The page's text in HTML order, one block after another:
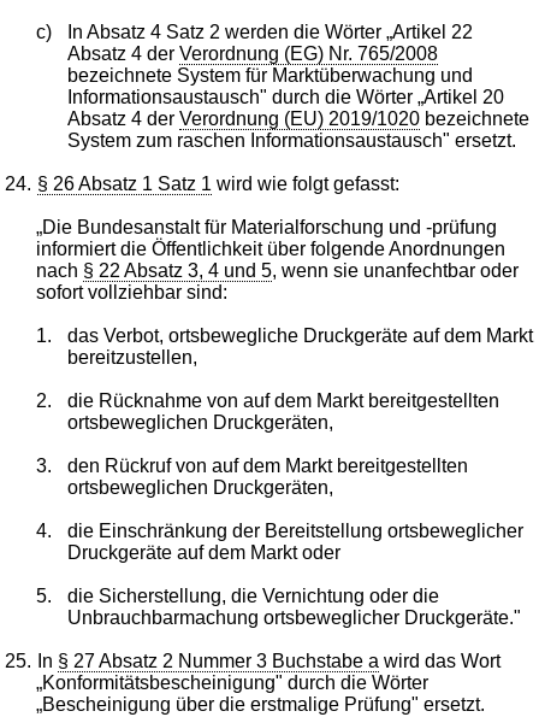
c)
In Absatz 4 Satz 2 werden die Wörter „Artikel 22
Absatz 4 der Verordnung (EG) Nr. 765/2008
bezeichnete System für Marktüberwachung und
Informationsaustausch" durch die Wörter „Artikel 20
Absatz 4 der Verordnung (EU) 2019/1020bezeichnete
System zum raschen Informationsaustausch" ersetzt.
24. § 26 Absatz 1 Satz 1 wird wie folgt gefasst:
„Die Bundesanstalt für Materialforschung und -prüfung
informiert die Öffentlichkeit über folgende Anordnungen
nach § 22 Absatz 3, 4 und 5, wenn sie unanfechtbar oder
sofort vollziehbar sind:
1.
das Verbot, ortsbewegliche Druckgeräte auf dem Markt
bereitzustellen,
2.
die Rücknahme von auf dem Markt bereitgestellten
ortsbeweglichen Druckgeräten,
3.
den Rückruf von auf dem Markt bereitgestellten
ortsbeweglichen Druckgeräten,
4.
die Einschränkung der Bereitstellung ortsbeweglicher
Druckgeräte auf dem Markt oder
5.
die Sicherstellung, die Vernichtung oder die
Unbrauchbarmachung ortsbeweglicher Druckgeräte."
25. In § 27 Absatz 2 Nummer 3 Buchstabe a wird das Wort
„Konformitätsbescheinigung" durch die Wörter
„Bescheinigung über die erstmalige Prüfung" ersetzt.